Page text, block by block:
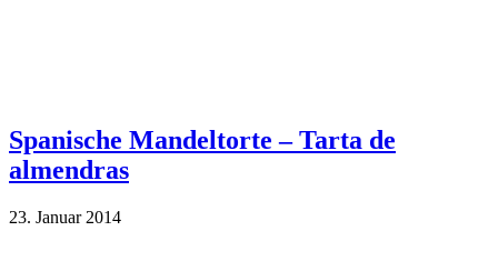
Spanische Mandeltorte – Tarta de
almendras
23. Januar 2014